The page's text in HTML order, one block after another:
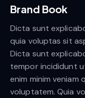
Brand Book
Dicta sunt
quia voluptas sit
Dicta sunt
tempor incididunt
enim minim
voluptatem. Quia